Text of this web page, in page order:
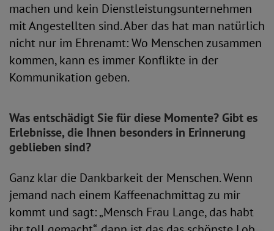
machen und kein Dienstleistungsunternehmen
mit Angestellten sind. Aber das hat man natürlich
nicht nur im Ehrenamt: Wo Menschen zusammen
kommen, kann es immer Konflikte in der
Kommunikation geben.
Was entschädigt Sie für diese Momente? Gibt es
Erlebnisse, die Ihnen besonders in Erinnerung
geblieben sind?
Ganz klar die Dankbarkeit der Menschen. Wenn
jemand nach einem Kaffeenachmittag zu mir
kommt und sagt: „Mensch Frau Lange, das habt